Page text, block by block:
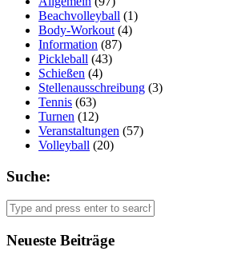
Beachvolleyball (1)
Body-Workout (4)
Information (87)
Pickleball (43)
Schießen (4)
Stellenausschreibung (3)
Tennis (63)
Turnen (12)
Veranstaltungen (57)
Volleyball (20)
Suche:
Neueste Beiträge